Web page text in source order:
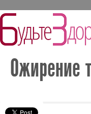
Ожирение